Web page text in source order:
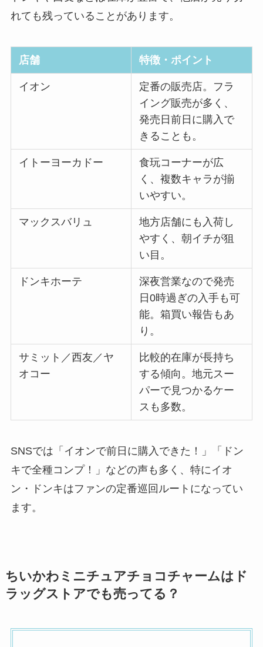
れても残っていることがあります。
店舗 特徴・ポイント
イオン
定番の販売店。フラ
イング販売が多く、
発売日前日に購入で
きることも。
イトーヨーカドー
食玩コーナーが広
く、複数キャラが揃
いやすい。
マックスバリュ
地方店舗にも入荷し
やすく、朝イチが狙
い目。
ドンキホーテ
深夜営業なので発売
日0時過ぎの入手も可
能。箱買い報告もあ
り。
サミット／西友／ヤ
オコー
比較的在庫が長持ち
する傾向。地元スー
パーで見つかるケー
スも多数。
SNSでは「イオンで前日に購入できた！」「ドン
キで全種コンプ！」などの声も多く、特にイオ
ン・ドンキはファンの定番巡回ルートになってい
ます。
ちいかわミニチュアチョコチャームはド
ラッグストアでも売ってる？